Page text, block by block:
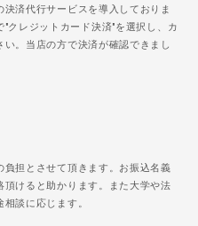
済代行サービスを導入しておりま
クレジットカード決済"を選択し、カ
。当店の方で決済が確認できまし
担とさせて頂きます。お振込名義
けると助かります。また大学や法
相談に応じます。